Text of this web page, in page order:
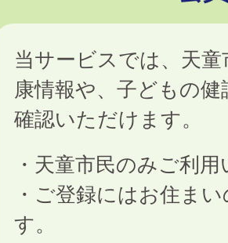
当サービスでは、天
康情報や、子どもの
確認いただけます。
・天童市民のみご利用
・ご登録にはお住ま
す。